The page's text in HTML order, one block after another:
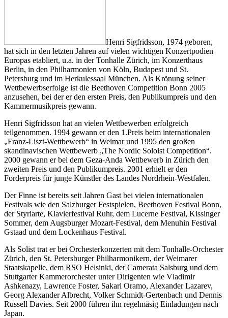
Henri Sigfridsson, 1974 geboren,
hat sich in den letzten Jahren auf vielen wichtigen Konzertpodien
Europas etabliert, u.a. in der Tonhalle Zürich, im Konzerthaus
Berlin, in den Philharmonien von Köln, Budapest und St.
Petersburg und im Herkulessaal München. Als Krönung seiner
Wettbewerbserfolge ist die Beethoven Competition Bonn 2005
anzusehen, bei der er den ersten Preis, den Publikumpreis und den
Kammermusikpreis gewann.
Henri Sigfridsson hat an vielen Wettbewerben erfolgreich
teilgenommen. 1994 gewann er den 1.Preis beim internationalen
„Franz-Liszt-Wettbewerb“ in Weimar und 1995 den großen
skandinavischen Wettbewerb „The Nordic Soloist Competition“.
2000 gewann er bei dem Geza-Anda Wettbewerb in Zürich den
zweiten Preis und den Publikumpreis. 2001 erhielt er den
Forderpreis für junge Künstler des Landes Nordrhein-Westfalen.
Der Finne ist bereits seit Jahren Gast bei vielen internationalen
Festivals wie den Salzburger Festspielen, Beethoven Festival Bonn,
der Styriarte, Klavierfestival Ruhr, dem Lucerne Festival, Kissinger
Sommer, dem Augsburger Mozart-Festival, dem Menuhin Festival
Gstaad und dem Lockenhaus Festival.
Als Solist trat er bei Orchesterkonzerten mit dem Tonhalle-Orchester
Zürich, den St. Petersburger Philharmonikern, der Weimarer
Staatskapelle, dem RSO Helsinki, der Camerata Salsburg und dem
Stuttgarter Kammerorchester unter Dirigenten wie Vladimir
Ashkenazy, Lawrence Foster, Sakari Oramo, Alexander Lazarev,
Georg Alexander Albrecht, Volker Schmidt-Gertenbach und Dennis
Russell Davies. Seit 2000 führen ihn regelmäsig Einladungen nach
Japan.